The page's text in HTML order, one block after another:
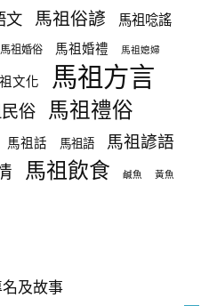
文 馬祖俗諺 馬祖唸謠
馬祖婚俗 馬祖婚禮 馬祖媳婦
文化 馬祖方言
俗 馬祖禮俗
馬祖話 馬祖語 馬祖諺語
馬祖飲食 鹹魚 黃魚
及故事